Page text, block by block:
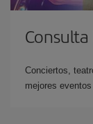
Conciertos,
mejores